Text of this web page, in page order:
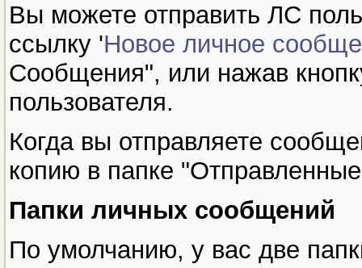
Вы можете отправить ЛС
ссылку 'Новое личное
Сообщения", или нажав
пользователя.
Когда вы отправляете
копию в папке
Папки личных сообщений
По умолчанию, у вас две